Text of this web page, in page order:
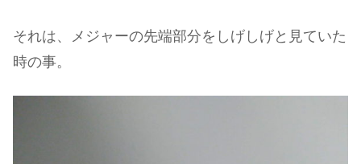
それは、メジャーの先端部分をしげしげと見ていた
時の事。